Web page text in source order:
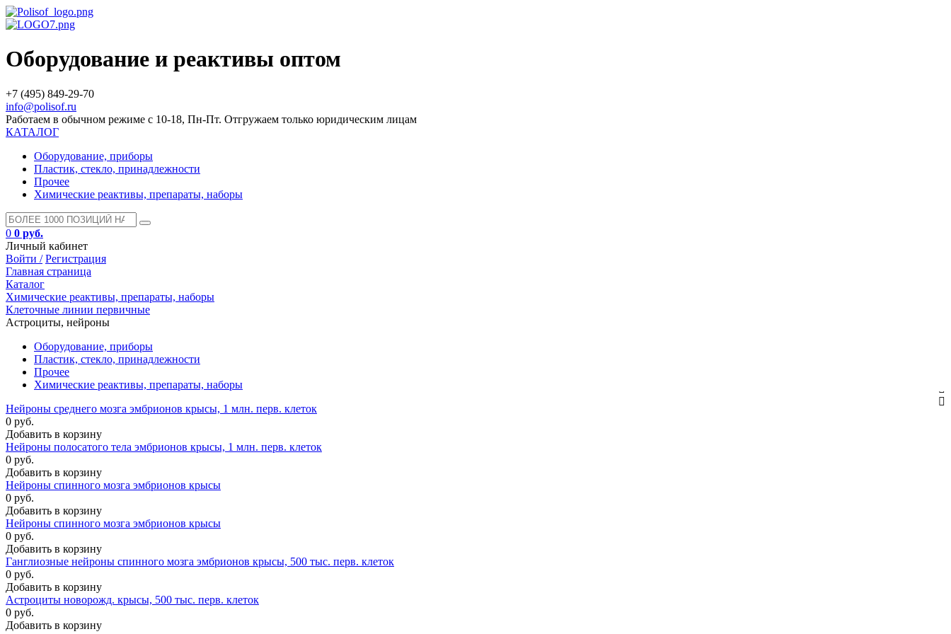
Оборудование и реактивы оптом
+7 (495) 849-29-70
info@polisof.ru
Работаем в обычном режиме с 10-18, Пн-Пт. Отгружаем только юридическим лицам
КАТАЛОГ
Оборудование, приборы
Пластик, стекло, принадлежности
Прочее
Химические реактивы, препараты, наборы
0 0 руб.
Личный кабинет
Войти / Регистрация
Главная страница
Каталог
Химические реактивы, препараты, наборы
Клеточные линии первичные
Астроциты, нейроны
Оборудование, приборы
Пластик, стекло, принадлежности
Прочее
Химические реактивы, препараты, наборы
Нейроны среднего мозга эмбрионов крысы, 1 млн. перв. клеток
0 руб.
Добавить в корзину
Нейроны полосатого тела эмбрионов крысы, 1 млн. перв. клеток
0 руб.
Добавить в корзину
Нейроны спинного мозга эмбрионов крысы
0 руб.
Добавить в корзину
Нейроны спинного мозга эмбрионов крысы
0 руб.
Добавить в корзину
Ганглиозные нейроны спинного мозга эмбрионов крысы, 500 тыс. перв. клеток
0 руб.
Добавить в корзину
Астроциты новорожд. крысы, 500 тыс. перв. клеток
0 руб.
Добавить в корзину